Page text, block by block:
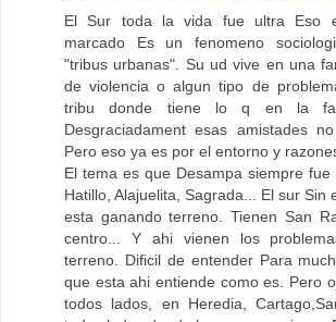
El Sur toda la vida fue ultra Eso
marcado Es un fenomeno
"tribus urbanas". Su ud vive en una
de violencia o algun tipo de
tribu donde tiene lo q en la
Desgraciadament esas amistades
Pero eso ya es por el entorno y
El tema es que Desampa siempre fue
Hatillo, Alajuelita, Sagrada... El sur Sin
esta ganando terreno. Tienen San
centro... Y ahi vienen los
terreno. Dificil de entender Para
que esta ahi entiende como es. Pero
todos lados, en Heredia,